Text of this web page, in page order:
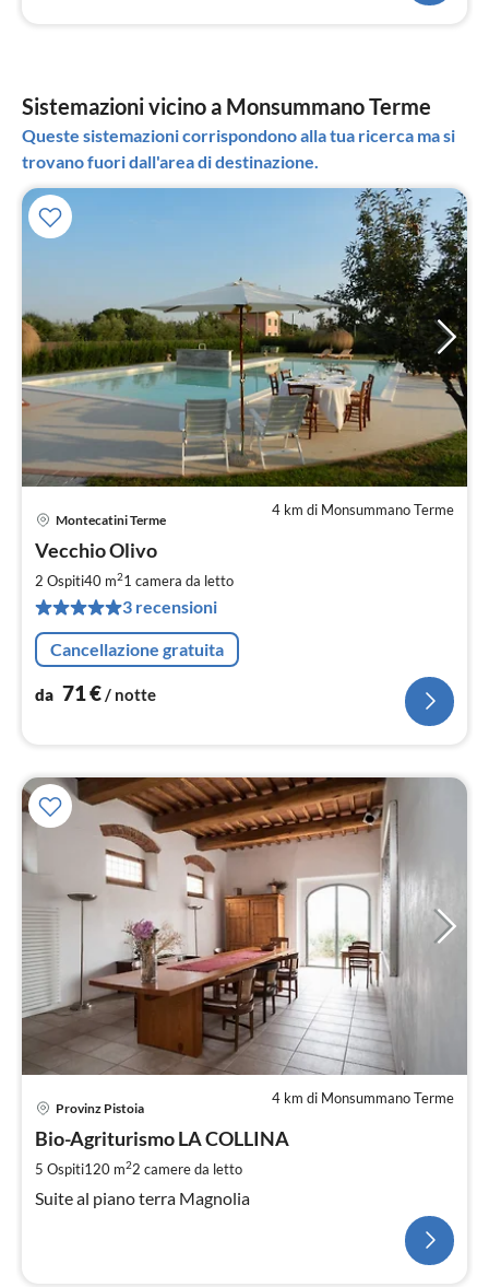
Sistemazioni vicino a Monsummano Terme
Queste sistemazioni corrispondono alla tua ricerca ma si
trovano fuori dall'area di destinazione.
4 km di Monsummano Terme
Montecatini Terme
Vecchio Olivo
2 Ospiti40 m21 camera da letto
3 recensioni
Cancellazione gratuita
da 71€/ notte
4 km di Monsummano Terme
Provinz Pistoia
Bio-Agriturismo LA COLLINA
5 Ospiti120 m22 camere da letto
Suite al piano terra Magnolia